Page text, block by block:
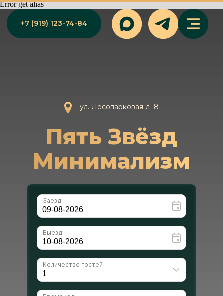
Error get alias
Пять Звёзд
Минимализм
ул. Лесопарковая д. 8